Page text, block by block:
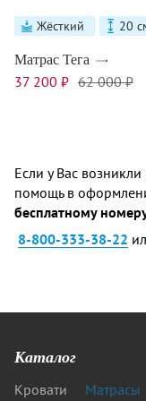
Жёсткий 20
Матрас Тега
37 200 ₽ 62 000 ₽
Если у Вас
помощь в
бесплатному
8-800-333-38-22
Каталог
Кровати Матрасы